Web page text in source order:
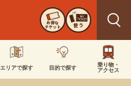
お得な
チケット 使う
エリアで探す 目的で探す
乗り物・
アクセス